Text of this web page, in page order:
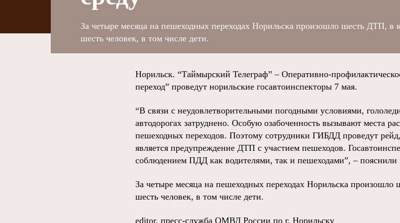
За четыре месяца на пешеходных переходах Норильска произошло шесть ДТП, в
шесть человек, в том числе дети.
Норильск. “Таймырский Телеграф” – Оперативно-
переход” проведут норильские госавтоинспекторы 7 мая.
“В связи с неудовлетворительными погодными условиями,
автодорогах затруднено. Особую озабоченность вызывают места
пешеходных переходов. Поэтому сотрудники ГИБДД проведут
является предупреждение ДТП с участием пешеходов.
соблюдением ПДД как водителями, так и пешеходами”, –
За четыре месяца на пешеходных переходах Норильска
шесть человек, в том числе дети.
editor, пресс-служба ОМВД России по г. Норильску